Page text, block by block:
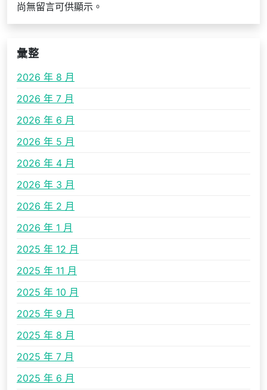
尚無留言可供顯示。
彙整
2026 年 8 月
2026 年 7 月
2026 年 6 月
2026 年 5 月
2026 年 4 月
2026 年 3 月
2026 年 2 月
2026 年 1 月
2025 年 12 月
2025 年 11 月
2025 年 10 月
2025 年 9 月
2025 年 8 月
2025 年 7 月
2025 年 6 月